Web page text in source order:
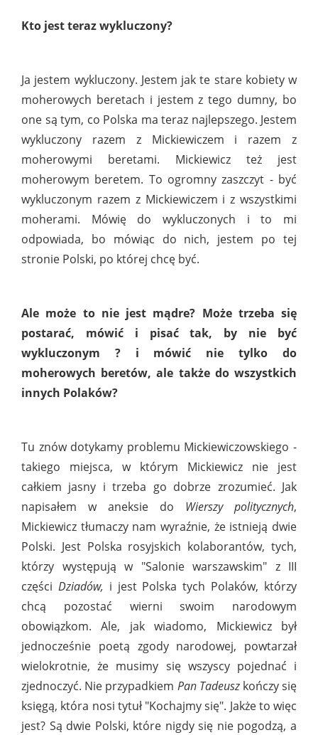
Kto jest teraz wykluczony?
Ja jestem wykluczony. Jestem jak te stare kobiety w
moherowych beretach i jestem z tego dumny, bo
one są tym, co Polska ma teraz najlepszego. Jestem
wykluczony razem z Mickiewiczem i razem z
moherowymi beretami. Mickiewicz też jest
moherowym beretem. To ogromny zaszczyt - być
wykluczonym razem z Mickiewiczem i z wszystkimi
moherami. Mówię do wykluczonych i to mi
odpowiada, bo mówiąc do nich, jestem po tej
stronie Polski, po której chcę być.
Ale może to nie jest mądre? Może trzeba się
postarać, mówić i pisać tak, by nie być
wykluczonym ? i mówić nie tylko do
moherowych beretów, ale także do wszystkich
innych Polaków?
Tu znów dotykamy problemu Mickiewiczowskiego -
takiego miejsca, w którym Mickiewicz nie jest
całkiem jasny i trzeba go dobrze zrozumieć. Jak
napisałem w aneksie do Wierszy politycznych,
Mickiewicz tłumaczy nam wyraźnie, że istnieją dwie
Polski. Jest Polska rosyjskich kolaborantów, tych,
którzy występują w "Salonie warszawskim" z III
części Dziadów, i jest Polska tych Polaków, którzy
chcą pozostać wierni swoim narodowym
obowiązkom. Ale, jak wiadomo, Mickiewicz był
jednocześnie poetą zgody narodowej, powtarzał
wielokrotnie, że musimy się wszyscy pojednać i
zjednoczyć. Nie przypadkiem Pan Tadeuszkończy się
księgą, która nosi tytuł "Kochajmy się". Jakże to więc
jest? Są dwie Polski, które nigdy się nie pogodzą, a